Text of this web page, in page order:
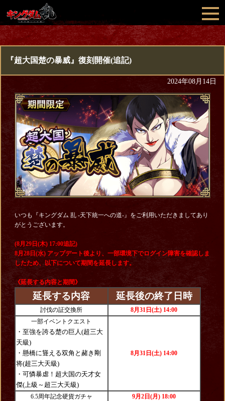
『超大国楚の暴威』復刻開催(追記)
2024年08月14日
いつも『キングダム 乱 -天下統一への道-』をご利用いただきましてあり
がとうございます。
(8月29日(木) 17:00追記)
8月28日(水) アップデート後より、一部環境下でログイン障害を確認しま
したため、以下について期間を延長します。
《延長する内容と期間》
延長する内容 延長後の終了日時
討伐の証交換所
8月31日(土) 14:00
一部イベントクエスト
・至強を誇る楚の巨人(超三大
天級)
・懸橋に聳える双角と赭き剛
将(超三大天級)
・可憐暴虐！超大国の天才女
傑(上級～超三大天級)
8月31日(土) 14:00
6.5周年記念硬貨ガチャ
9月2日(月) 18:00